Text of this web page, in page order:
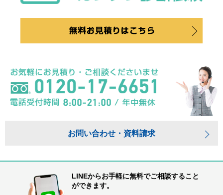
お問い合わせ・資料請求
LINEからお手軽に無料でご相談すること
ができます。